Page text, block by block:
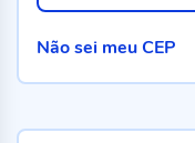
Não sei meu CEP